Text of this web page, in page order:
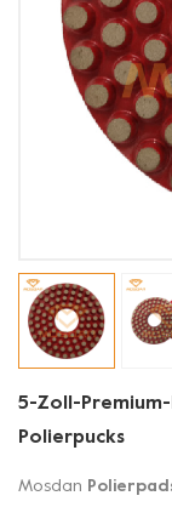
5-Zoll-
Polierpucks
Mosdan